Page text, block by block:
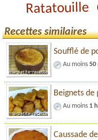
Ratatouille
Recettes similaires
Soufflé de
Au moins 50
Beignets de
Au moins 1
Caussade